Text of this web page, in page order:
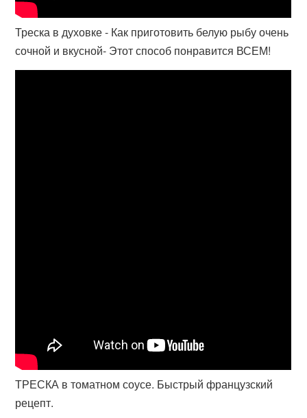
Треска в духовке - Как приготовить белую рыбу очень
сочной и вкусной- Этот способ понравится ВСЕМ!
ТРЕСКА в томатном соусе. Быстрый французский
рецепт.